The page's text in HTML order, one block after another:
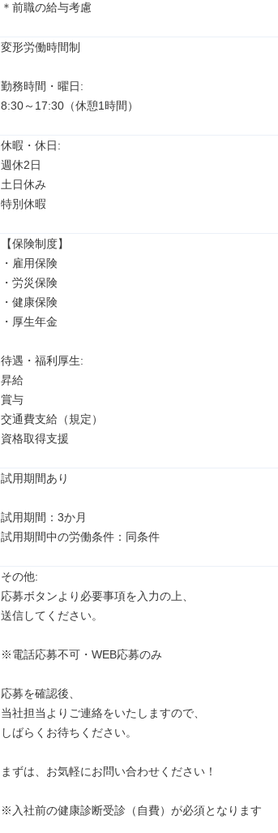
＊前職の給与考慮
変形労働時間制
勤務時間・曜日:
8:30～17:30（休憩1時間）
休暇・休日:
週休2日
土日休み
特別休暇
【保険制度】
・雇用保険
・労災保険
・健康保険
・厚生年金
待遇・福利厚生:
昇給
賞与
交通費支給（規定）
資格取得支援
試用期間あり
試用期間：3か月
試用期間中の労働条件：同条件
その他:
応募ボタンより必要事項を入力の上、
送信してください。
※電話応募不可・WEB応募のみ
応募を確認後、
当社担当よりご連絡をいたしますので、
しばらくお待ちください。
まずは、お気軽にお問い合わせください！
※入社前の健康診断受診（自費）が必須となります